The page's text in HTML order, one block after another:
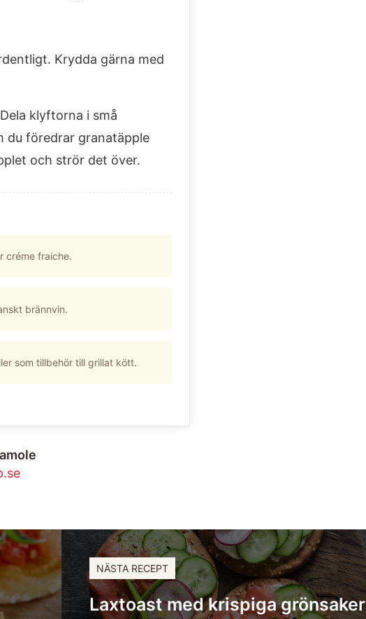
Krydda gärna med
klyftorna i små
du föredrar granatäpple
och strör det över.
créme fraiche.
brännvin.
som tillbehör till grillat kött.
NÄSTA RECEPT
Laxtoast med krispiga grönsaker